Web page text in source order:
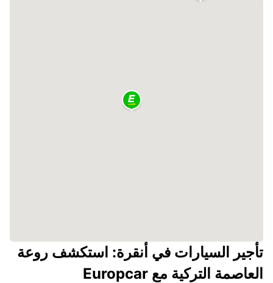
تأجير السيارات في أنقرة: استكشف روعة
العاصمة التركية مع Europcar